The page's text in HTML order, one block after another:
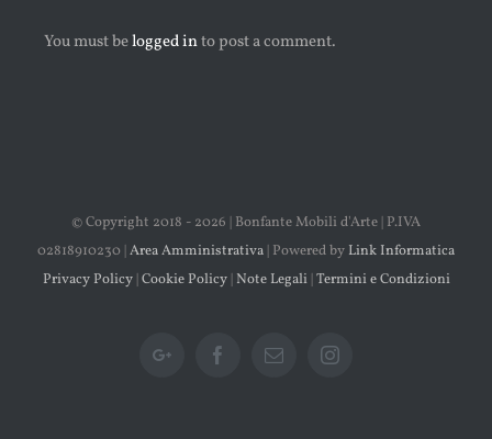
You must belogged into post a comment.
© Copyright 2018 - 2026 | Bonfante Mobili d'Arte | P.IVA
02818910230 |Area Amministrativa | Powered by Link Informatica
Privacy Policy|Cookie Policy| Note Legali|Termini e Condizioni
Google+ FacebookEmail Instagram